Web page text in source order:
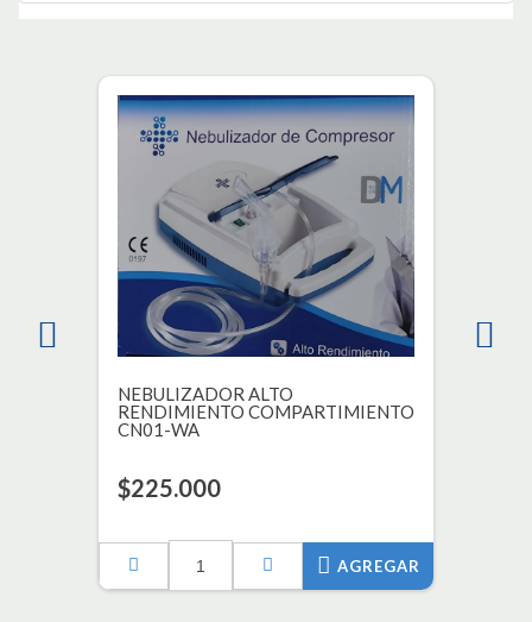
NEBULIZADOR ALTO
RENDIMIENTO COMPARTIMIENTO
CN01-WA
$225.000
AGREGAR